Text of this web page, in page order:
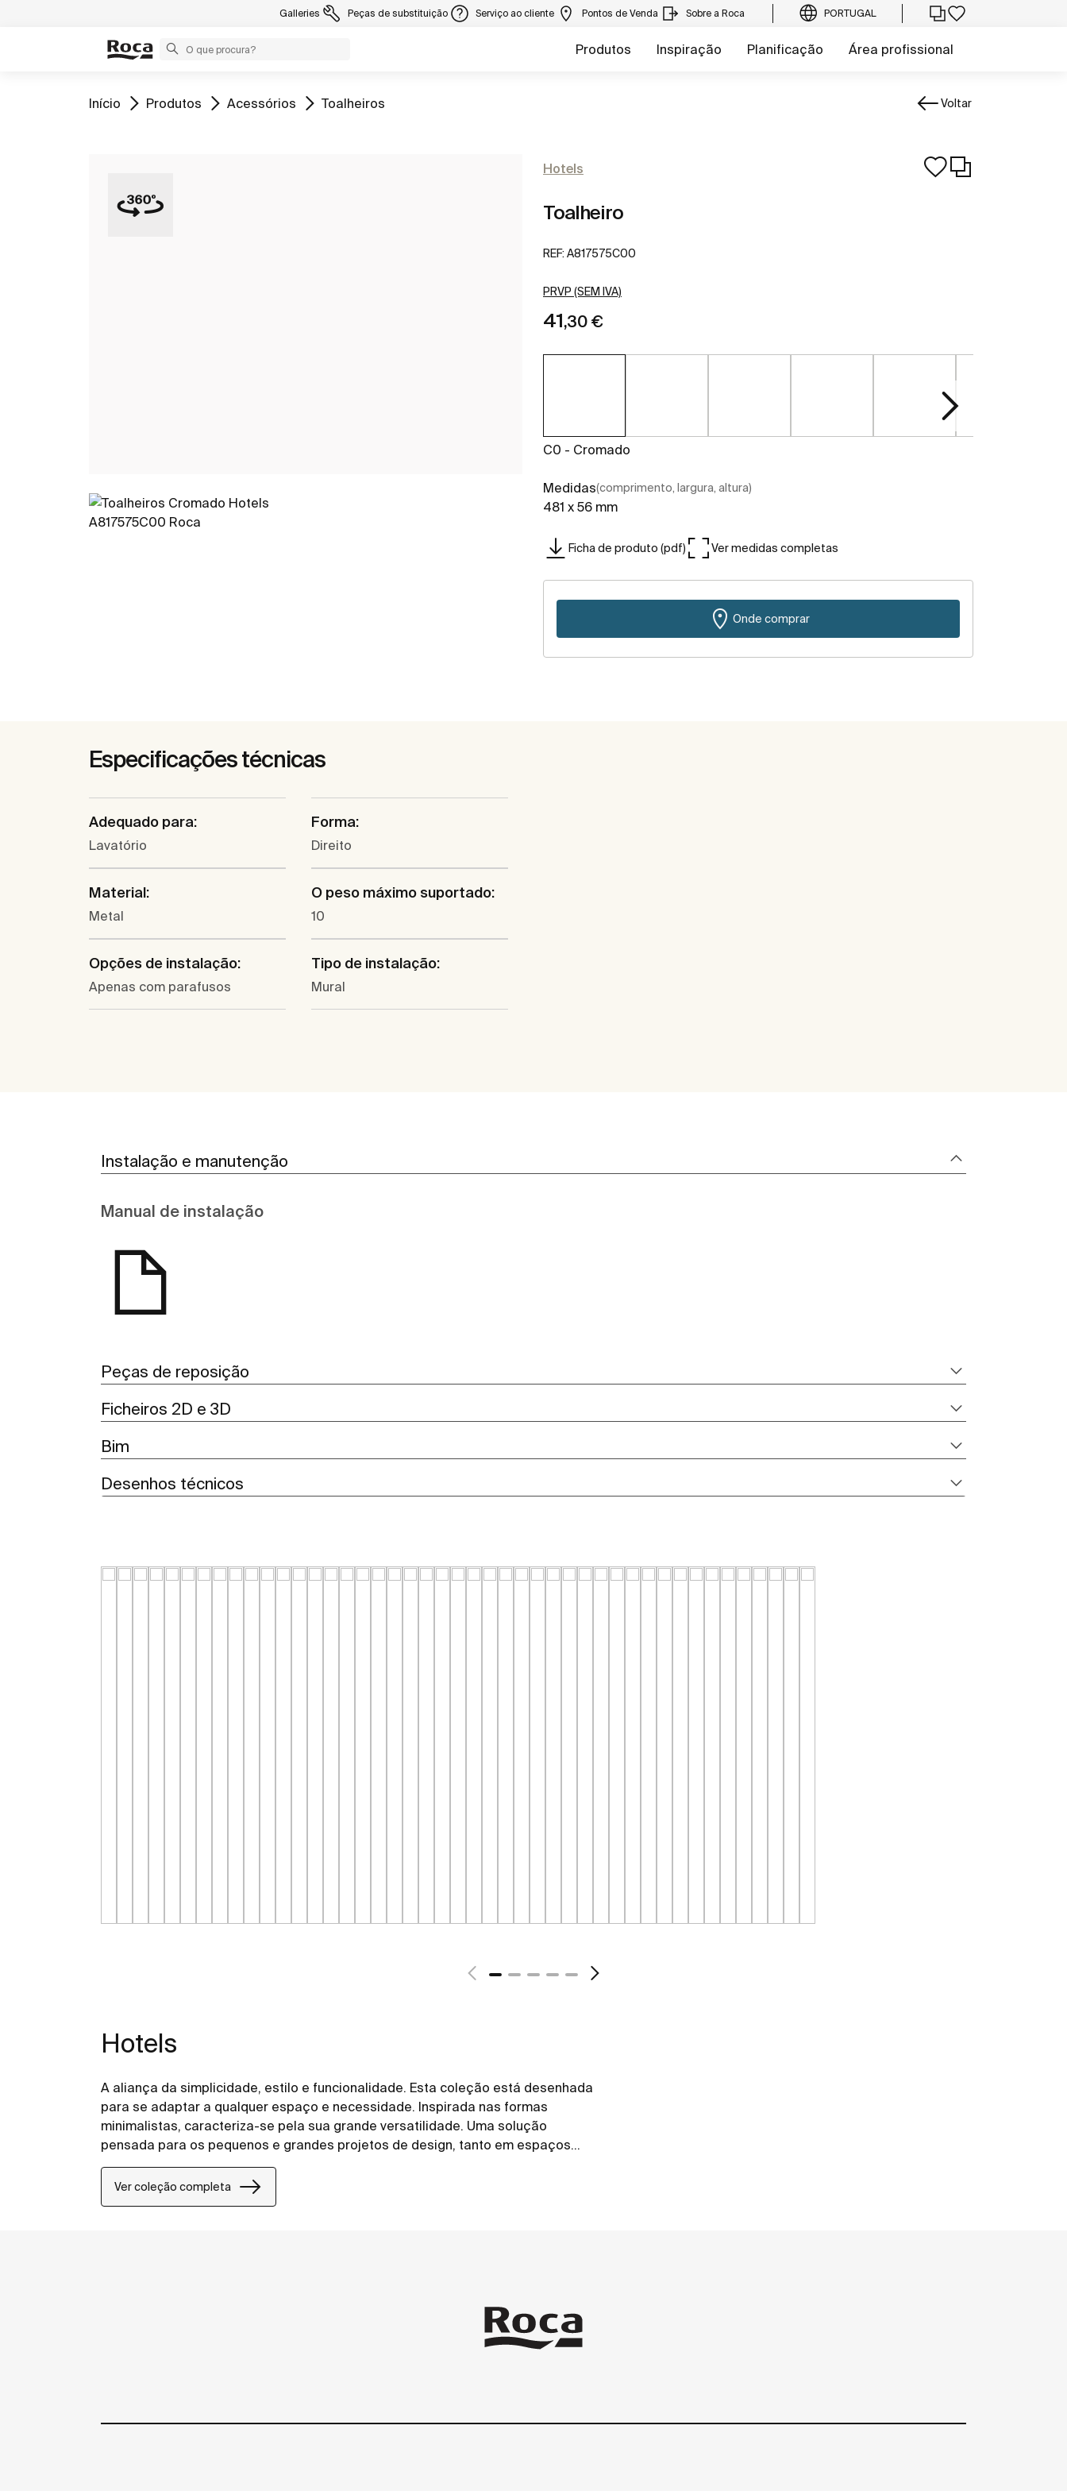
Galleries Peças de substituição Serviço ao cliente Pontos de Venda Sobre a Roca PORTUGAL
Produtos Inspiração Planificação Área profissional
Ir para
Início Ir para
Produtos Ir para
Acessórios Ir para
Toalheiros Voltar
Hotels
Toalheiro
REF: A817575C00
PRVP (SEM IVA)
41,30 €
C0 - Cromado
Medidas(comprimento, largura, altura)
481 x 56 mm
Ficha de produto (pdf) Ver medidas completas
Onde comprar
Especificações técnicas
Adequado para:
Lavatório
Forma:
Direito
Material:
Metal
O peso máximo suportado:
10
Opções de instalação:
Apenas com parafusos
Tipo de instalação:
Mural
Instalação e manutenção
Manual de instalação
Peças de reposição
Ficheiros 2D e 3D
Bim
Desenhos técnicos
Hotels
A aliança da simplicidade, estilo e funcionalidade. Esta coleção está desenhada
para se adaptar a qualquer espaço e necessidade. Inspirada nas formas
minimalistas, caracteriza-se pela sua grande versatilidade. Uma solução
pensada para os pequenos e grandes projetos de design, tanto em espaços
públicos como em espaços privados.
Ver coleção completa